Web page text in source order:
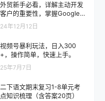
外贸新手必看，详解主动开发
客户的重要性，掌握Google客
户开发实战技巧
24年12月12日
视频号暴利玩法，日入300
+，操作简单，快速上手。
25年7月7日
二下语文期末复习1-8单元考
点知识梳理（含答案20页）